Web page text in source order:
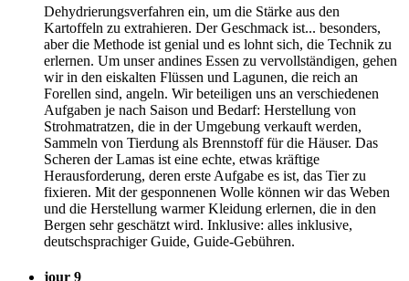
Dehydrierungsverfahren ein, um die Stärke aus den
Kartoffeln zu extrahieren. Der Geschmack ist... besonders,
aber die Methode ist genial und es lohnt sich, die Technik zu
erlernen. Um unser andines Essen zu vervollständigen, gehen
wir in den eiskalten Flüssen und Lagunen, die reich an
Forellen sind, angeln. Wir beteiligen uns an verschiedenen
Aufgaben je nach Saison und Bedarf: Herstellung von
Strohmatratzen, die in der Umgebung verkauft werden,
Sammeln von Tierdung als Brennstoff für die Häuser. Das
Scheren der Lamas ist eine echte, etwas kräftige
Herausforderung, deren erste Aufgabe es ist, das Tier zu
fixieren. Mit der gesponnenen Wolle können wir das Weben
und die Herstellung warmer Kleidung erlernen, die in den
Bergen sehr geschätzt wird. Inklusive: alles inklusive,
deutschsprachiger Guide, Guide-Gebühren.
jour 9